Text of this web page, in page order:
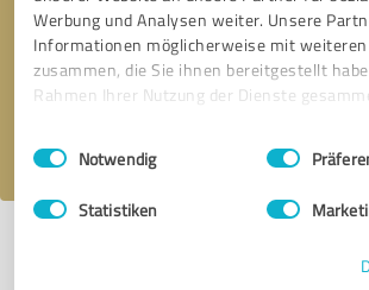
Werbung und Analysen weiter. Unsere
Informationen möglicherweise mit weiteren
zusammen, die Sie ihnen bereitgestellt
Rahmen Ihrer Nutzung der Dienste
Impressum Datenschutzbestimmungen
Einwilligungsauswahl
Notwendig
Statistiken
Bitte um Rückruf *
Nachricht senden